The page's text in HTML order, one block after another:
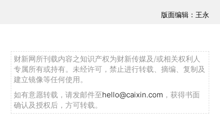
版面编辑：王永
财新网所刊载内容之知识产权为财新传媒及/或相关权利人
专属所有或持有。未经许可，禁止进行转载、摘编、复制及
建立镜像等任何使用。
如有意愿转载，请发邮件至hello@caixin.com ，获得书面
确认及授权后，方可转载。